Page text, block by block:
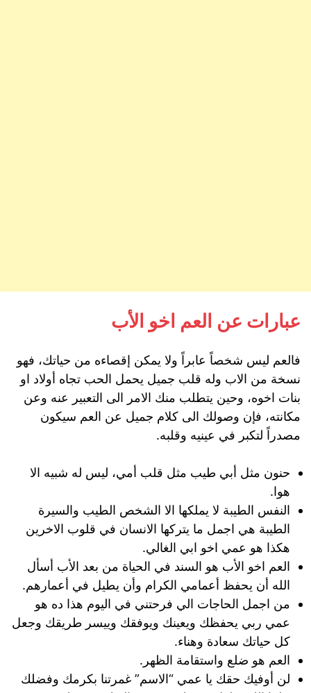
عبارات عن العم اخو الأب
فالعم ليس شخصاً عابراً ولا يمكن إقصاءه من حياتك، فهو
نسخة من الاب وله قلب جميل يحمل الحب تجاه أولاد او
بنات اخوه، وحين يتطلب منك الامر الى التعبير عنه وعن
مكانته، فإن وصولك الى كلام جميل عن العم سيكون
مصدراً لتكبر في عينيه وقلبه.
حنون مثل أبي طيب مثل قلب أمي، ليس له شبيه الا
هوا.
النفس الطيبة لا يملكها الا الشخص الطيب والسيرة
الطيبة هي اجمل ما يتركها الانسان في قلوب الاخرين
هكذا هو عمي اخو ابي الغالي.
العم اخو الأب هو السند في الحياة من بعد الأب أسأل
الله أن يحفظ أعمامي الكرام وأن يطيل في أعمارهم.
من اجمل الحاجات الي فرحتني في اليوم هذا ده هو
عمي ربي يحفظك ويعينك ويوفقك وييسر طريقك وجعل
كل حياتك سعادة وهناء.
العم هو ضلع واستقامة الظهر.
لن أوفيك حقك يا عمي “الاسم” غمرتنا بكرمك وفضلك